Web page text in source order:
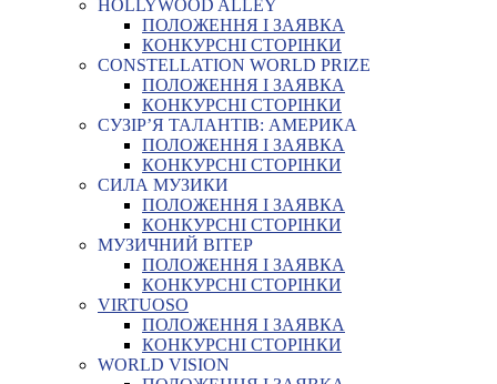
HOLLYWOOD ALLEY
ПОЛОЖЕННЯ І ЗАЯВКА
КОНКУРСНІ СТОРІНКИ
CONSTELLATION WORLD PRIZE
ПОЛОЖЕННЯ І ЗАЯВКА
КОНКУРСНІ СТОРІНКИ
СУЗІР’Я ТАЛАНТІВ: АМЕРИКА
ПОЛОЖЕННЯ І ЗАЯВКА
КОНКУРСНІ СТОРІНКИ
СИЛА МУЗИКИ
ПОЛОЖЕННЯ І ЗАЯВКА
КОНКУРСНІ СТОРІНКИ
МУЗИЧНИЙ ВІТЕР
ПОЛОЖЕННЯ І ЗАЯВКА
КОНКУРСНІ СТОРІНКИ
VIRTUOSO
ПОЛОЖЕННЯ І ЗАЯВКА
КОНКУРСНІ СТОРІНКИ
WORLD VISION